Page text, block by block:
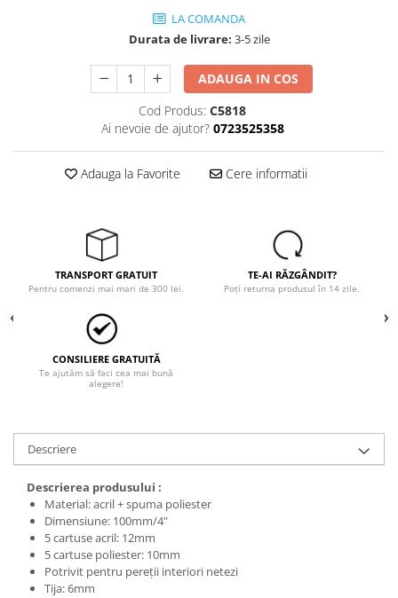
îmbrăcăminte pentru damă
Rezistent la flacăra
Vizibilitate înalta hi-vis
îmbrăcăminte asistente/doctori
îmbrăcăminte de lucru
Pantaloni
Pantaloni scurti
Salopetă cu pieptar
Tricouri
Veste
LA COMANDA
Durata de livrare: 3-5 zile
ADAUGA IN COS
Cod Produs: C5818
Ai nevoie de ajutor? 0723525358
Adauga la Favorite Cere informatii
TRANSPORT GRATUIT
Pentru comenzi mai mari de 300 lei.
TE-AI RĂZGÂNDIT?
Poți returna produsul în 14 zile.
CONSILIERE GRATUITĂ
Te ajutăm să faci cea mai bună
alegere!
Descriere
Descrierea produsului :
Material: acril + spuma poliester
Dimensiune: 100mm/4"
5 cartuse acril: 12mm
5 cartuse poliester: 10mm
Potrivit pentru pereții interiori netezi
Tija: 6mm